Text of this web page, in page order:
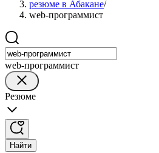
резюме в Абакане/
web-программист
web-программист
Резюме
Найти